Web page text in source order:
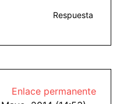
Respuesta
Enlace permanente